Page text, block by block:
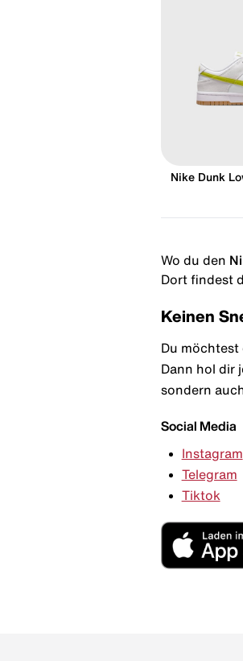
Nike Dunk
Wo du den
Dort findest
Keinen
Du möchtest
Dann hol dir
sondern
Social Media
Instagram
Telegram
Tiktok